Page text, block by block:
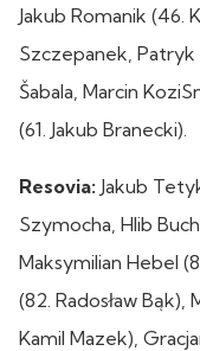
Jakub Romanik (46.
Szczepanek, Patryk
Šabala, Marcin
(61. Jakub Branecki).
Resovia: Jakub
Szymocha, Hlib
Maksymilian Hebel
(82. Radosław Bąk),
Kamil Mazek),